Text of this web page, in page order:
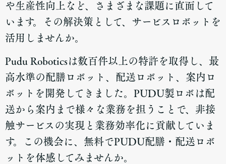
や生産性向上など、さまざまな課題に直面して
います。その解決策として、サービスロボットを
活用しませんか。
Pudu Roboticsは数百件以上の特許を取得し、最
高水準の配膳ロボット、配送ロボット、案内ロ
ボットを開発してきました。PUDU製ロボは配
送から案内まで様々な業務を担うことで、非接
触サービスの実現と業務効率化に貢献していま
す。この機会に、無料でPUDU配膳・配送ロボ
ットを体感してみませんか。